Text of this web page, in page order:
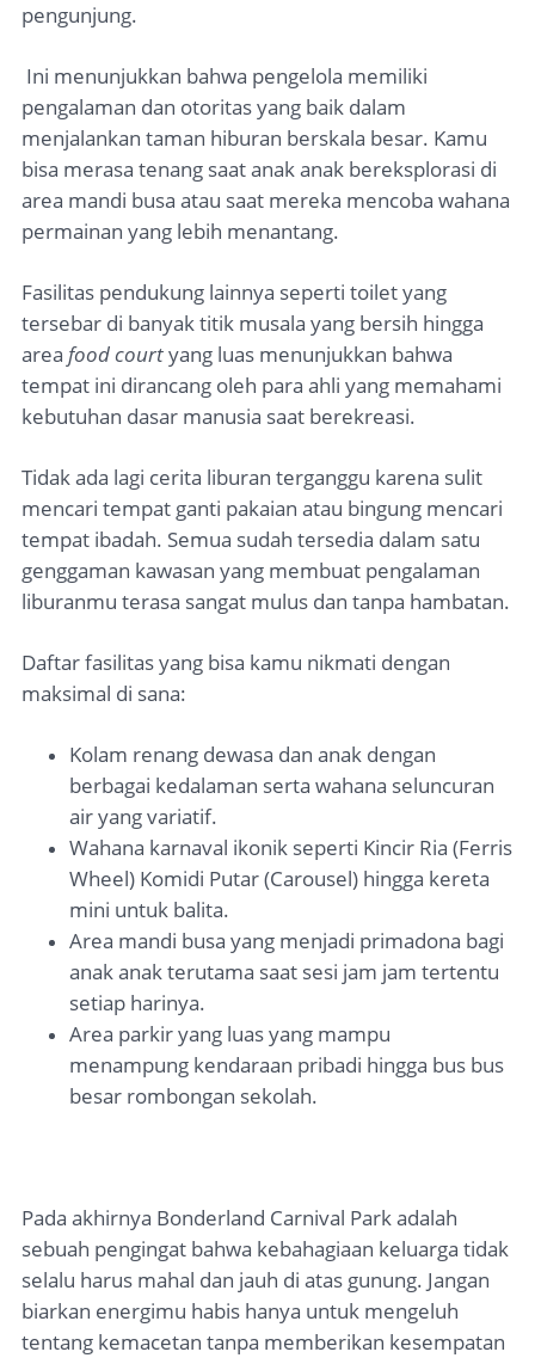
pengunjung.
Ini menunjukkan bahwa pengelola memiliki
pengalaman dan otoritas yang baik dalam
menjalankan taman hiburan berskala besar. Kamu
bisa merasa tenang saat anak anak bereksplorasi di
area mandi busa atau saat mereka mencoba wahana
permainan yang lebih menantang.
Fasilitas pendukung lainnya seperti toilet yang
tersebar di banyak titik musala yang bersih hingga
area food courtyang luas menunjukkan bahwa
tempat ini dirancang oleh para ahli yang memahami
kebutuhan dasar manusia saat berekreasi.
Tidak ada lagi cerita liburan terganggu karena sulit
mencari tempat ganti pakaian atau bingung mencari
tempat ibadah. Semua sudah tersedia dalam satu
genggaman kawasan yang membuat pengalaman
liburanmu terasa sangat mulus dan tanpa hambatan.
Daftar fasilitas yang bisa kamu nikmati dengan
maksimal di sana:
Kolam renang dewasa dan anak dengan
berbagai kedalaman serta wahana seluncuran
air yang variatif.
Wahana karnaval ikonik seperti Kincir Ria (Ferris
Wheel) Komidi Putar (Carousel) hingga kereta
mini untuk balita.
Area mandi busa yang menjadi primadona bagi
anak anak terutama saat sesi jam jam tertentu
setiap harinya.
Area parkir yang luas yang mampu
menampung kendaraan pribadi hingga bus bus
besar rombongan sekolah.
Pada akhirnya Bonderland Carnival Park adalah
sebuah pengingat bahwa kebahagiaan keluarga tidak
selalu harus mahal dan jauh di atas gunung. Jangan
biarkan energimu habis hanya untuk mengeluh
tentang kemacetan tanpa memberikan kesempatan